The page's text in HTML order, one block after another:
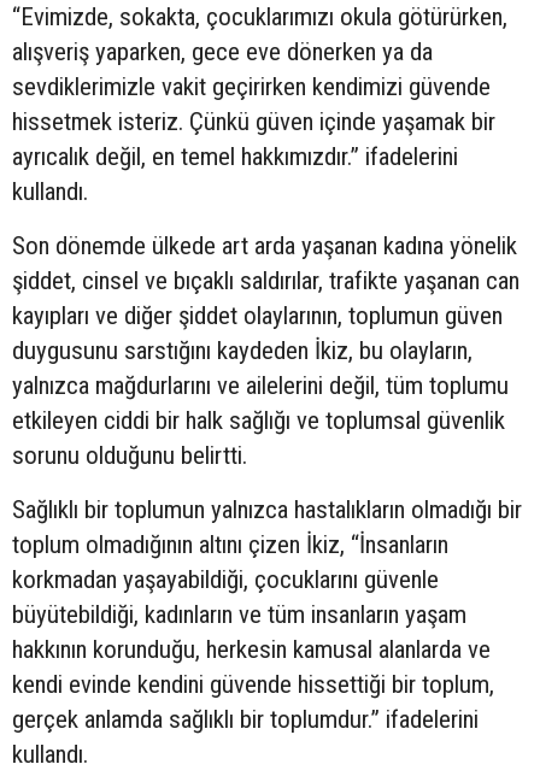
“Evimizde, sokakta, çocuklarımızı okula götürürken,
alışveriş yaparken, gece eve dönerken ya da
sevdiklerimizle vakit geçirirken kendimizi güvende
hissetmek isteriz. Çünkü güven içinde yaşamak bir
ayrıcalık değil, en temel hakkımızdır.” ifadelerini
kullandı.
Son dönemde ülkede art arda yaşanan kadına yönelik
şiddet, cinsel ve bıçaklı saldırılar, trafikte yaşanan can
kayıpları ve diğer şiddet olaylarının, toplumun güven
duygusunu sarstığını kaydeden İkiz, bu olayların,
yalnızca mağdurlarını ve ailelerini değil, tüm toplumu
etkileyen ciddi bir halk sağlığı ve toplumsal güvenlik
sorunu olduğunu belirtti.
Sağlıklı bir toplumun yalnızca hastalıkların olmadığı bir
toplum olmadığının altını çizen İkiz, “İnsanların
korkmadan yaşayabildiği, çocuklarını güvenle
büyütebildiği, kadınların ve tüm insanların yaşam
hakkının korunduğu, herkesin kamusal alanlarda ve
kendi evinde kendini güvende hissettiği bir toplum,
gerçek anlamda sağlıklı bir toplumdur.” ifadelerini
kullandı.